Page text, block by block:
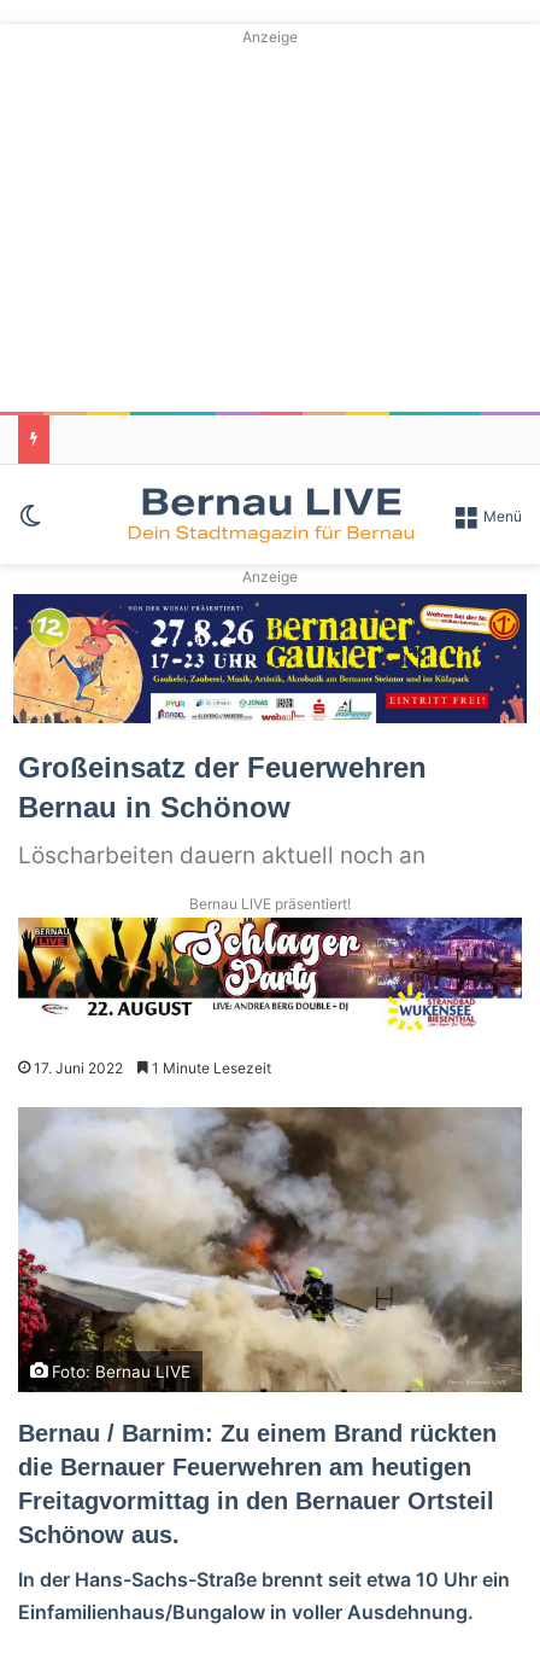
Anzeige
Skin umschalten Menü
Anzeige
Großeinsatz der Feuerwehren
Bernau in Schönow
Löscharbeiten dauern aktuell noch an
Bernau LIVE präsentiert!
17. Juni 2022 1 Minute Lesezeit
Foto: Bernau LIVE
Bernau / Barnim: Zu einem Brand rückten
die Bernauer Feuerwehren am heutigen
Freitagvormittag in den Bernauer Ortsteil
Schönow aus.
In der Hans-Sachs-Straße brennt seit etwa 10 Uhr ein
Einfamilienhaus/Bungalow in voller Ausdehnung.